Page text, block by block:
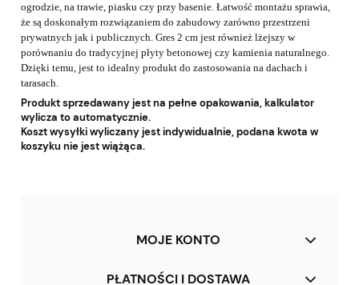
ogrodzie, na trawie, piasku czy przy basenie. Łatwość montażu sprawia,
że są doskonałym rozwiązaniem do zabudowy zarówno przestrzeni
prywatnych jak i publicznych. Gres 2 cm jest również lżejszy w
porównaniu do tradycyjnej płyty betonowej czy kamienia naturalnego.
Dzięki temu, jest to idealny produkt do zastosowania na dachach i
tarasach.
Produkt sprzedawany jest na pełne opakowania, kalkulator
wylicza to automatycznie.
Koszt wysyłki wyliczany jest indywidualnie, podana kwota w
koszyku nie jest wiążąca.
MOJE KONTO
PŁATNOŚCI I DOSTAWA